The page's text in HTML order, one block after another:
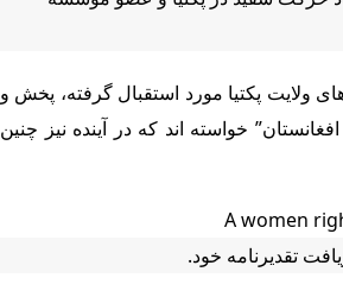
ولایت پکتیا مورد استقبال گرفته، پخش و
خواسته اند که در آینده نیز چنین
تقدیرنامه خود.